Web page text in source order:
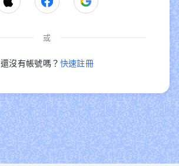
或
還沒有帳號嗎？ 快速註冊